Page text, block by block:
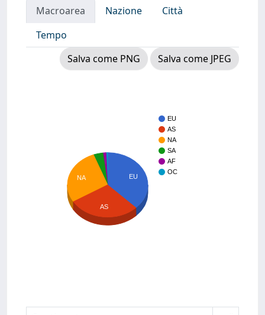
Macroarea Nazione
Città
Tempo
Salva come PNG
Salva come JPEG
EU
AS
NA
SA
AF
OC
EU
NA
AS